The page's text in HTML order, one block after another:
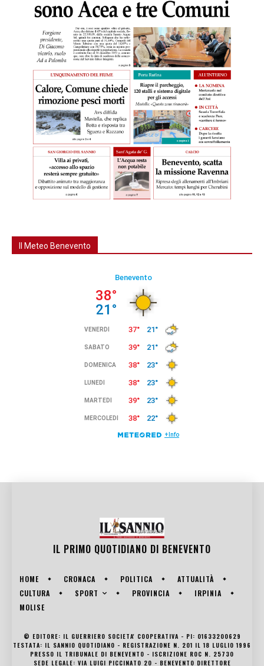
Il Meteo Benevento
IL PRIMO QUOTIDIANO DI BENEVENTO
HOME CRONACA POLITICA
ATTUALITÀ
CULTURA
SPORT PROVINCIA
IRPINIA
MOLISE
© EDITORE: IL GUERRIERO SOCIETA' COOPERATIVA - PI: 01633200629
TESTATA: IL SANNIO QUOTIDIANO - REGISTRAZIONE N. 201 IL 18 LUGLIO 1996
PRESSO IL TRIBUNALE DI BENEVENTO - ISCRIZIONE ROC N. 25730
SEDE LEGALE: VIA LUIGI PICCINATO 20 - BENEVENTO DIRETTORE